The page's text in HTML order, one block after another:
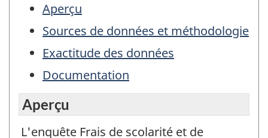
Aperçu
Sources de données et méthodologie
Exactitude des données
Documentation
Aperçu
L'enquête Frais de scolarité et de